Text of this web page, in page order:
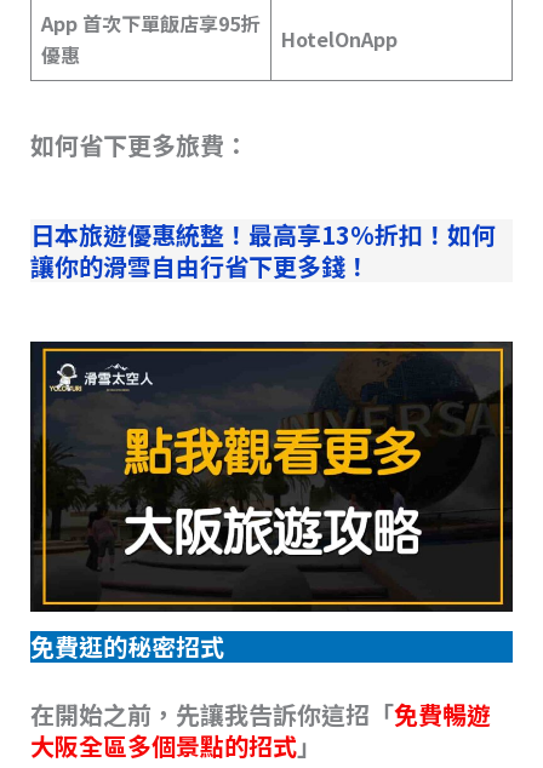
App 首次下單飯店享95折
優惠
HotelOnApp
如何省下更多旅費：
日本旅遊優惠統整！最高享13%折扣！如何
讓你的滑雪自由行省下更多錢！
免費逛的秘密招式
在開始之前，先讓我告訴你這招「免費暢遊
大阪全區多個景點的招式」